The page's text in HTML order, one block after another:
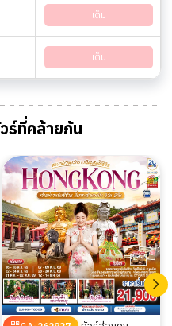
เต็ม
เต็ม
ร์ที่คล้ายกัน